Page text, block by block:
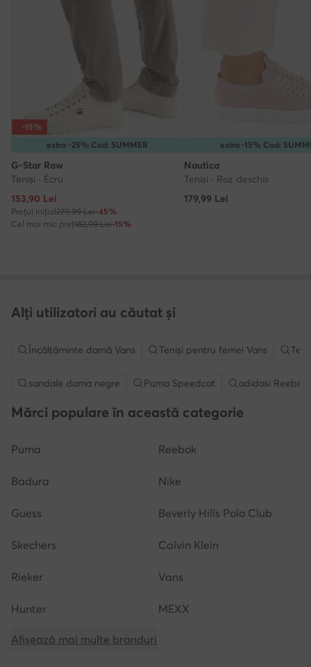
extra -25% Cod: SUMMER
-15%
G-Star Raw
Teniși · Écru
Prețul actual
153,90 Lei
Prețul inițial279,99 Lei-45%
Cel mai mic preț182,90 Lei-15%
extra -15% Cod:
Nautica
Teniși · Roz deschis
179,99 Lei
Alți utilizatori au căutat și
Încălțăminte damă Vans Teniși pentru femei Vans
sandale dama negre Puma Speedcat adidasi Reebok
Mărci populare în această categorie
Puma Reebok
Badura Nike
Guess Beverly Hills Polo Club
Skechers Calvin Klein
Rieker Vans
Hunter MEXX
Afișează mai multe branduri